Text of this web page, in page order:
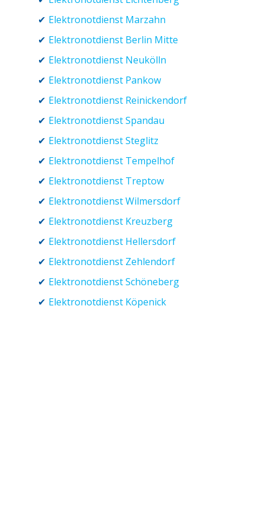
Elektronotdienst Marzahn
Elektronotdienst Berlin Mitte
Elektronotdienst Neukölln
Elektronotdienst Pankow
Elektronotdienst Reinickendorf
Elektronotdienst Spandau
Elektronotdienst Steglitz
Elektronotdienst Tempelhof
Elektronotdienst Treptow
Elektronotdienst Wilmersdorf
Elektronotdienst Kreuzberg
Elektronotdienst Hellersdorf
Elektronotdienst Zehlendorf
Elektronotdienst Schöneberg
Elektronotdienst Köpenick